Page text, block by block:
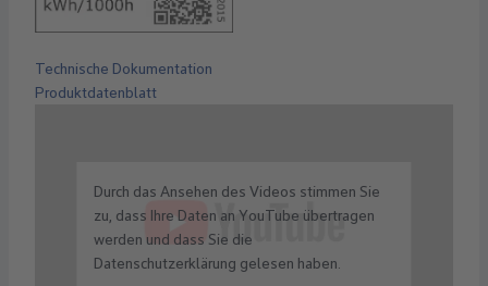
Technische Dokumentation
Produktdatenblatt
Durch das Ansehen des Videos stimmen Sie
zu, dass Ihre Daten an YouTube übertragen
werden und dass Sie die
Datenschutzerklärung gelesen haben.